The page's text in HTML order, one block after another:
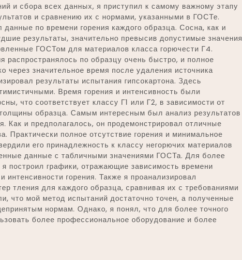
и сбора всех данных, я приступил к самому важному этапу
и сравнению их с нормами, указанными в ГОСТе.
по времени горения каждого образца. Сосна, как и
результаты, значительно превысив допустимые значения
ГОСТом для материалов класса горючести Г4.
распространялось по образцу очень быстро, и полное
через значительное время после удаления источника
результаты испытания гипсокартона. Здесь
Время горения и интенсивность были
что соответствует классу Г1 или Г2, в зависимости от
образца. Самым интересным был анализ результатов
Как и предполагалось, он продемонстрировал отличные
Практически полное отсутствие горения и минимальное
его принадлежность к классу негорючих материалов
данные с табличными значениями ГОСТа. Для более
я построил графики, отражающие зависимость времени
интенсивности горения. Также я проанализировал
тления для каждого образца, сравнивая их с требованиями
что мой метод испытаний достаточно точен, а полученные
нормам. Однако, я понял, что для более точного
более профессиональное оборудование и более